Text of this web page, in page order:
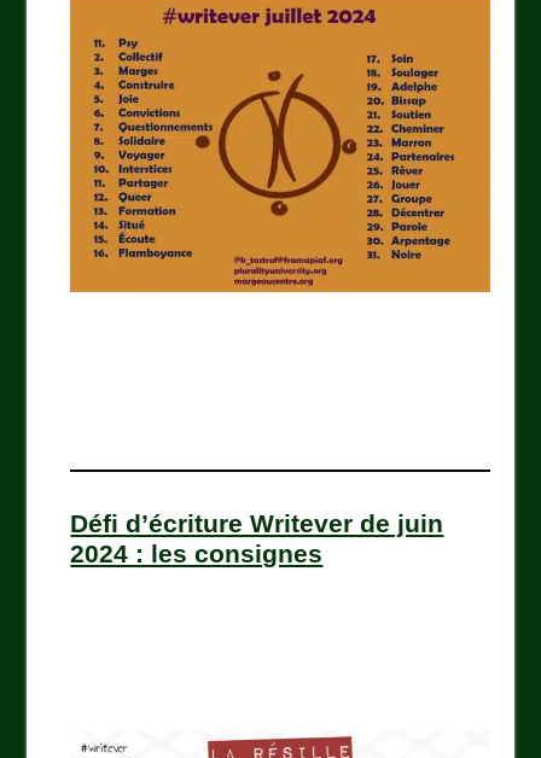
Défi d’écriture Writever de juin
2024 : les consignes